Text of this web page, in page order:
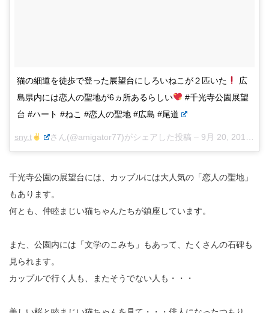
猫の細道を徒歩で登った展望台にしろいねこが２匹いた
広
島県内には恋人の聖地が6ヵ所あるらしい
#千光寺公園展望
台 #ハート #ねこ #恋人の聖地 #広島 #尾道
sny.t さん(@amigator77)がシェアした投稿 – 9月 20, 2015 at 3:37午前 PDT
千光寺公園の展望台には、カップルには大人気の「恋人の聖地」
もあります。
何とも、仲睦まじい猫ちゃんたちが鎮座しています。
また、公園内には「文学のこみち」もあって、たくさんの石碑も
見られます。
カップルで行く人も、またそうでない人も・・・